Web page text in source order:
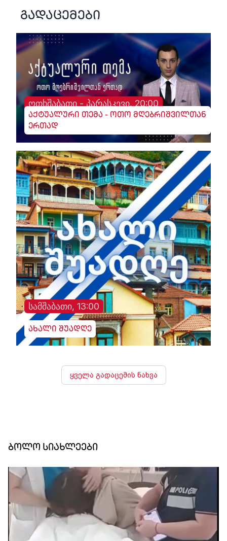
გადაცემები
ოთხშაბათი - პარასკევი, 20:00
აქტუალური თემა - ოთო მღებრიშვილთან
ერთად
სამშაბათი, 13:00
ახალი შუადღე
ყველა გადაცემის ნახვა
ბოლო სიახლეები